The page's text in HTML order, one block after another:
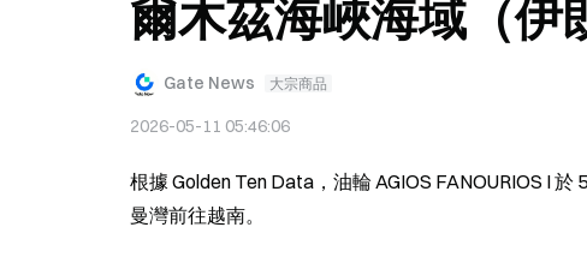
爾木茲海峽海域（伊
Gate News 大宗商品
2026-05-11 05:46:06
根據 Golden Ten Data，油輪 AGIOS FANOURIOS I
曼灣前往越南。